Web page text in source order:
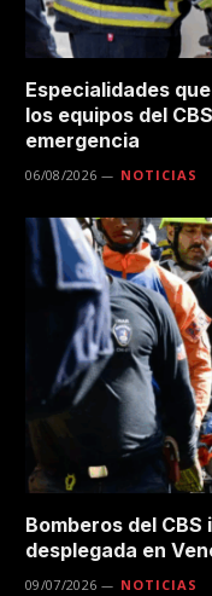
Especialidades
los equipos del
emergencia
06/08/2026 NOTICIAS
Bomberos del
desplegada en
09/07/2026 NOTICIAS